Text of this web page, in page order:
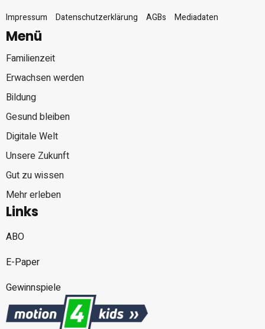
Impressum
Datenschutzerklärung AGBs Mediadaten
Menü
Familienzeit
Erwachsen werden
Bildung
Gesund bleiben
Digitale Welt
Unsere Zukunft
Gut zu wissen
Mehr erleben
Links
ABO
E-Paper
Gewinnspiele